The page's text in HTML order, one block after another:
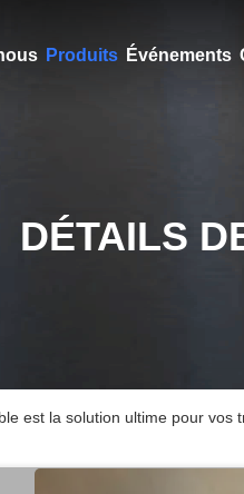
Produits Événements
DÉTAILS
est la solution ultime pour vos